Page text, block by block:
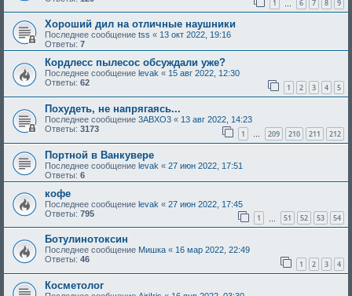
1 6 7 8 9
Хороший дил на отличные наушники
Последнее сообщение tss « 13 окт 2022, 19:16
Ответы: 7
Кордлесс пылесос обсуждали уже?
Последнее сообщение levak « 15 авг 2022, 12:30
Ответы: 62 1 2 3 4 5
Похудеть, не напрягаясь...
Последнее сообщение 3ABXO3 « 13 авг 2022, 14:23
Ответы: 3173 1 … 209 210 211 212
Портной в Ванкувере
Последнее сообщение levak « 27 июн 2022, 17:51
Ответы: 6
кофе
Последнее сообщение levak « 27 июн 2022, 17:45
Ответы: 795 1 51 52 53 54
Ботулинотоксин
Последнее сообщение Мишка « 16 мар 2022, 22:49
Ответы: 46 1 2 3 4
Косметолог